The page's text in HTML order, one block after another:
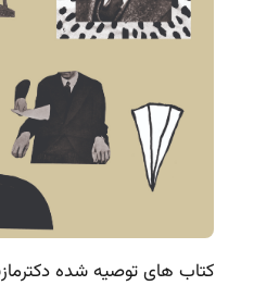
کتاب های توصیه شده